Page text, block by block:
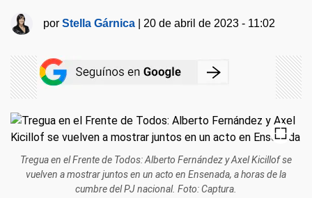
porStella Gárnica 20 de abril de 2023 - 11:02
Tregua en el Frente de Todos: Alberto Fernández y Axel Kicillof se
vuelven a mostrar juntos en un acto en Ensenada, a horas de la
cumbre del PJ nacional. Foto: Captura.